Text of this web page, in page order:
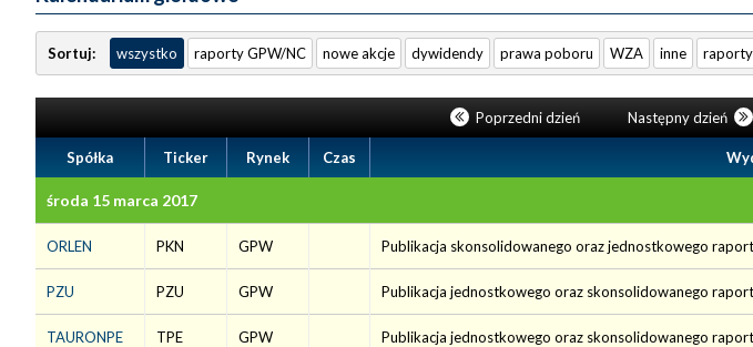
Sortuj: wszystko raporty GPW/NC nowe akcje dywidendy prawa poboru WZA inne raporty
Poprzedni dzień Następny dzień
Spółka Ticker Rynek Czas
środa 15 marca 2017
ORLEN PKN GPW Publikacja skonsolidowanego oraz jednostkowego
PZU PZU GPW Publikacja jednostkowego oraz skonsolidowanego
TAURONPE TPE GPW Publikacja jednostkowego oraz skonsolidowanego